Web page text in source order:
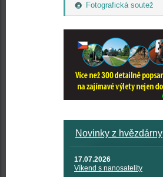
Fotografická soutež
Novinky z hvězdárny
17.07.2026
Víkend s nanosatelity